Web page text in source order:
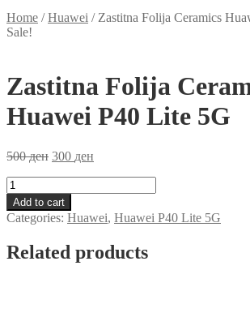
Home /Huawei / Zastitna Folija Ceramics
Sale!
Zastitna Folija
Huawei P40 Lite 5G
500ден 300 ден
Zastitna
Folija
Ceramics
Huawei
Lite
Add to cart
Categories: Huawei, Huawei P40 Lite 5G
Related products